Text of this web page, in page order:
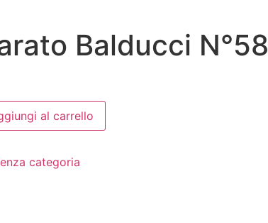
Balducci N°58
al carrello
categoria